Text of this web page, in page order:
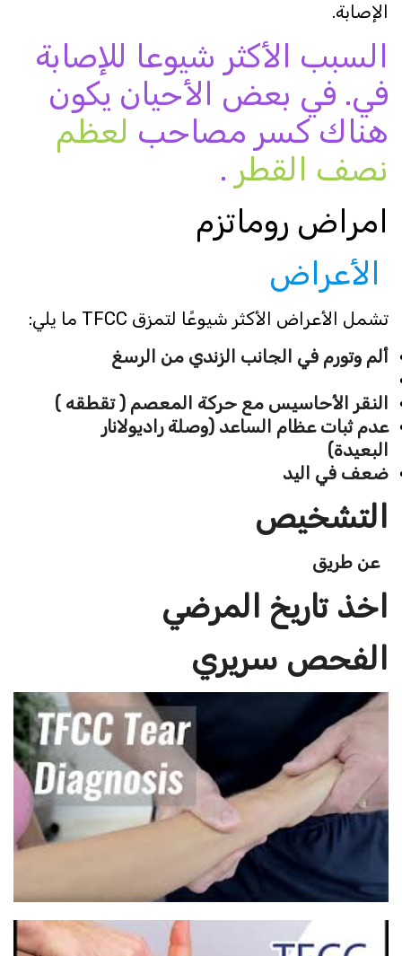
الإصابة.
السبب الأكثر شيوعا للإصابة
في. في بعض الأحيان يكون
هناك كسر مصاحبلعظم
نصف القطر.
امراض روماتزم
الأعراض
تشمل الأعراض الأكثر شيوعًا لتمزق TFCC ما يلي:
ألم وتورم في الجانب الزندي من الرسغ
النقر الأحاسيس مع حركة المعصم ( تقطقه )
عدم ثبات عظام الساعد (وصلة راديولانار
البعيدة)
ضعف في اليد
التشخيص
عن طريق
اخذ تاريخ المرضي
الفحص سريري